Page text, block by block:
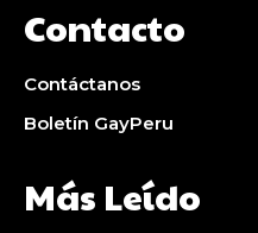
Contacto
Contáctanos
Boletín GayPeru
Más Leído